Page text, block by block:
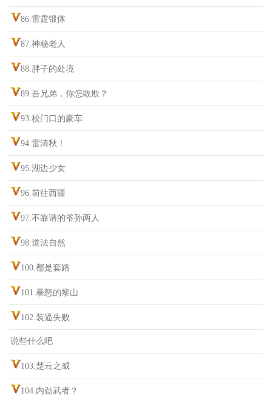
86.雷霆锻体
87.神秘老人
88.胖子的处境
89.吾兄弟，你怎敢欺？
93.校门口的豪车
94.雷清秋！
95.湖边少女
96.前往西疆
97.不靠谱的爷孙两人
98.道法自然
100.都是套路
101.暴怒的黎山
102.装逼失败
说些什么吧
103.楚云之威
104.内劲武者？